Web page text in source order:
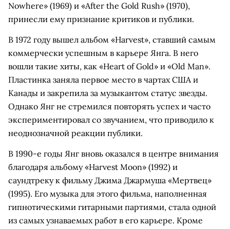
Nowhere» (1969) и «After the Gold Rush» (1970),
принесли ему признание критиков и публики.
В 1972 году вышел альбом «Harvest», ставший самым
коммерчески успешным в карьере Янга. В него
вошли такие хиты, как «Heart of Gold» и «Old Man».
Пластинка заняла первое место в чартах США и
Канады и закрепила за музыкантом статус звезды.
Однако Янг не стремился повторять успех и часто
экспериментировал со звучанием, что приводило к
неоднозначной реакции публики.
В 1990-е годы Янг вновь оказался в центре внимания
благодаря альбому «Harvest Moon» (1992) и
саундтреку к фильму Джима Джармуша «Мертвец»
(1995). Его музыка для этого фильма, наполненная
гипнотическими гитарными партиями, стала одной
из самых узнаваемых работ в его карьере. Кроме